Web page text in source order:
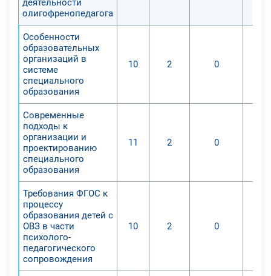
педагогической поддержке, в
создании специальных
и воспитании детей с особыми
учреждении, что определяет
После прохождения данного курса,
- диагностике, которая проводится
не один раз;
деятельности
олигофренопедагога
Особенности
образовательных
организаций в
системе
специального
образования
10 2 0
Современные
подходы к
организации и
проектированию
специального
образования
11 2 0
Требования ФГОС к
процессу
образования детей с
ОВЗ в части
психолого-
педагогического
сопровождения
10 2 0